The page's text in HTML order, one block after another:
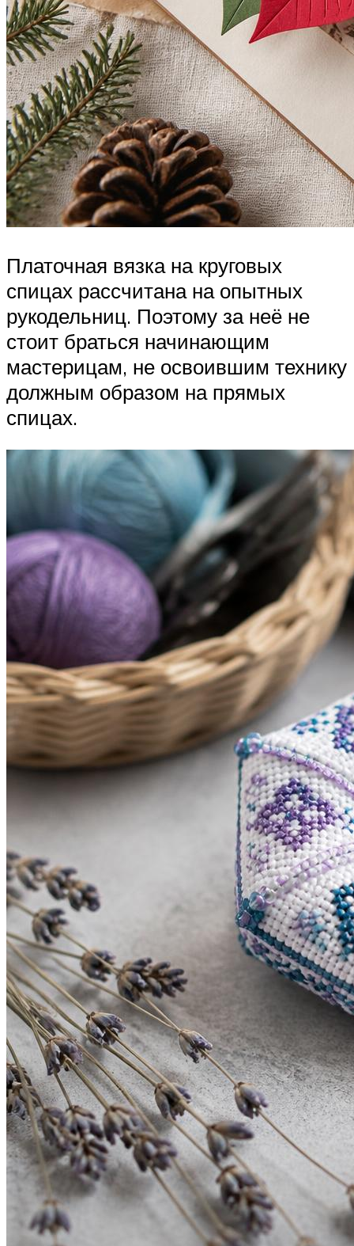
Платочная вязка на круговых
спицах рассчитана на опытных
рукодельниц. Поэтому за неё не
стоит браться начинающим
мастерицам, не освоившим технику
должным образом на прямых
спицах.